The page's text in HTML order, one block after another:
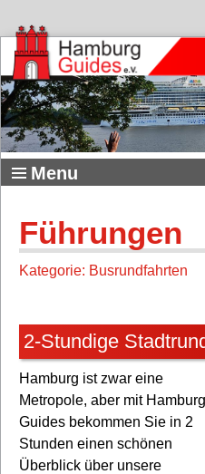
Menu
Führungen
Kategorie: Busrundfahrten
2-Stundige
Hamburg ist zwar eine
Metropole, aber mit Hamburg
Guides bekommen Sie in 2
Stunden einen schönen
Überblick über unsere